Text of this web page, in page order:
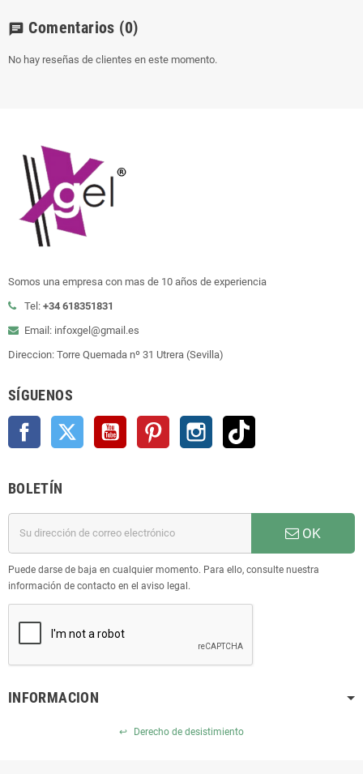
chat Comentarios (0)
No hay reseñas de clientes en este momento.
Somos una empresa con mas de 10 años de experiencia
Tel: +34 618351831
Email: infoxgel@gmail.es
Direccion: Torre Quemada nº 31 Utrera (Sevilla)
SÍGUENOS
Facebook Twitter YouTube Pinterest Instagram
BOLETÍN
OK
Puede darse de baja en cualquier momento. Para ello, consulte nuestra
información de contacto en el aviso legal.
INFORMACION
↩ Derecho de desistimiento